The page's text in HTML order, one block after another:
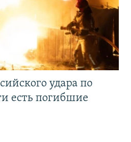
удара по
есть погибшие